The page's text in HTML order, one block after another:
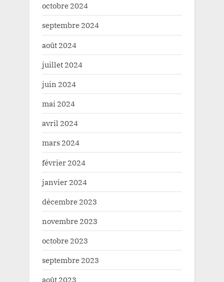
octobre 2024
septembre 2024
août 2024
juillet 2024
juin 2024
mai 2024
avril 2024
mars 2024
février 2024
janvier 2024
décembre 2023
novembre 2023
octobre 2023
septembre 2023
août 2023